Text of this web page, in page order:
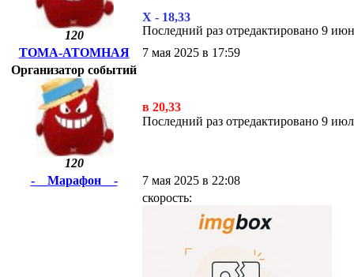
120
Х - 18,33
Последний раз отредактировано 9
ТОМА-АТОМНАЯ
7 мая 2025 в 17:59
Организатор событий
120
в 20,33
Последний раз отредактировано 9
-__Марафон__- 7 мая 2025 в 22:08
скорость: